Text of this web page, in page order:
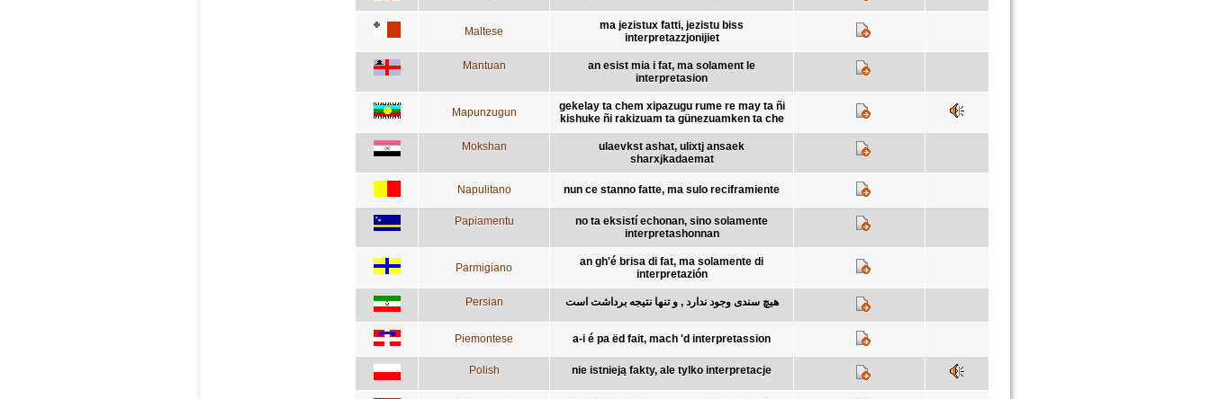
Maltese
ma jezistux fatti, jezistu biss
interpretazzjonijiet
Mantuan
an esist mia i fat, ma solament le
interpretasion
Mapunzugun
gekelay ta chem xipazugu rume re may ta ñi
kishuke ñi rakizuam ta günezuamken ta che
Mokshan
ulaevkst ashat, ulixtj ansaek
sharxjkadaemat
Napulitano nun ce stanno fatte, ma sulo reciframiente
Papiamentu
no ta eksistí echonan, sino solamente
interpretashonnan
Parmigiano
an gh'é brisa di fat, ma solamente di
interpretazión
Persian هیچ سندی وجود ندارد , و تنها نتیجه برداشت است
Piemontese a-i é pa ëd fait, mach 'd interpretassion
Polish nie istnieją fakty, ale tylko interpretacje